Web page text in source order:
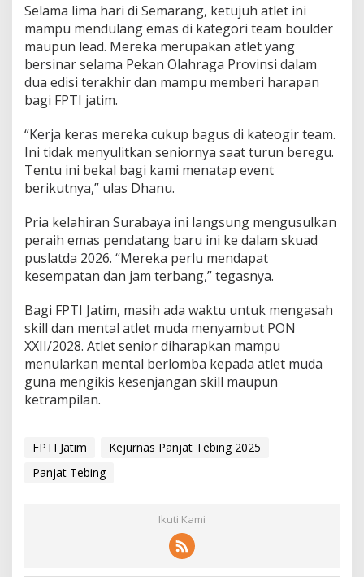
F
P
T
J
a
m
a
n
g
a
Selama lima hari di Semarang, ketujuh atlet ini
mampu mendulang emas di kategori team boulder
maupun lead. Mereka merupakan atlet yang
bersinar selama Pekan Olahraga Provinsi dalam
dua edisi terakhir dan mampu memberi harapan
bagi FPTI jatim.
“Kerja keras mereka cukup bagus di kateogir team.
Ini tidak menyulitkan seniornya saat turun beregu.
Tentu ini bekal bagi kami menatap event
berikutnya,” ulas Dhanu.
Pria kelahiran Surabaya ini langsung mengusulkan
peraih emas pendatang baru ini ke dalam skuad
puslatda 2026. “Mereka perlu mendapat
kesempatan dan jam terbang,” tegasnya.
Bagi FPTI Jatim, masih ada waktu untuk mengasah
skill dan mental atlet muda menyambut PON
XXII/2028. Atlet senior diharapkan mampu
menularkan mental berlomba kepada atlet muda
guna mengikis kesenjangan skill maupun
ketrampilan.
FPTI Jatim
Kejurnas Panjat Tebing 2025
Panjat Tebing
Ikuti Kami